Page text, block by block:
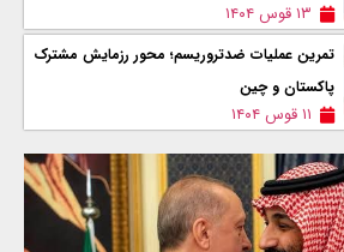
۱۳ قوس ۱۴۰۴
تمرین عملیات ضدتروریسم؛ محور رزمایش مشترک
پاکستان و چین
۱۱ قوس ۱۴۰۴